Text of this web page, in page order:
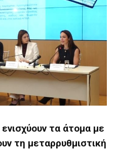
τα άτομα με
τη μεταρρυθμιστική